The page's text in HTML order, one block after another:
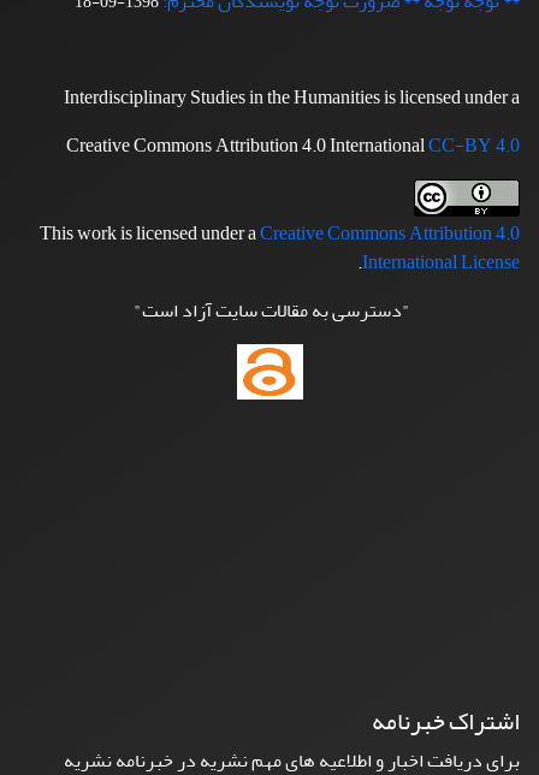
Interdisciplinary Studies in the Humanities is licensed under a
Creative Commons Attribution 4.0 InternationalCC-BY 4.0
This work is licensed under aCreative Commons Attribution 4.0
International License
.
"دسترسی به مقالات سایت آزاد است"
اشتراک خبرنامه
برای دریافت اخبار و اطلاعیه های مهم نشریه در خبرنامه نشریه